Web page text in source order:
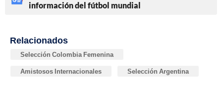
información del fútbol mundial
Relacionados
Selección Colombia Femenina
Amistosos Internacionales Selección Argentina